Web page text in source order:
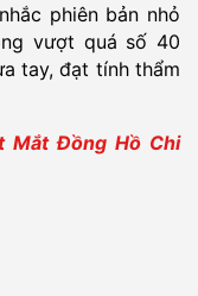
phiên bản nhỏ
vượt quá số 40
tay, đạt tính thẩm
Mắt Đồng Hồ Chi